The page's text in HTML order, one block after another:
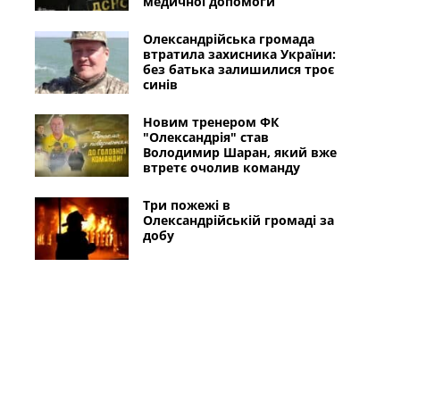
Олександрійська громада
втратила захисника України:
без батька залишилися троє
синів
Новим тренером ФК
"Олександрія" став
Володимир Шаран, який вже
втретє очолив команду
Три пожежі в
Олександрійській громаді за
добу